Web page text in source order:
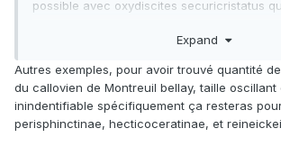
possible avec oxydiscites securicristatus
sait qu oi chercher , donc avec
autre exemple le genre collotia ou existe
qui atteignent de grandes dimensions
stade tuberculé arrive relativement tard a
un critere entre autre de détermination), a
Expand
Autres exemples, pour avoir trouvé quantité
du callovien de Montreuil bellay, taille oscillant
inindentifiable spécifiquement ça resteras
perisphinctinae, hecticoceratinae, et